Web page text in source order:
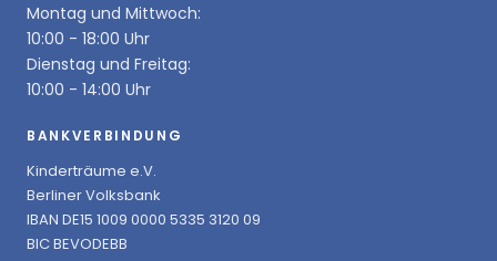
Montag und Mittwoch:
10:00 - 18:00 Uhr
Dienstag und Freitag:
10:00 - 14:00 Uhr
BANKVERBINDUNG
Kinderträume e.V.
Berliner Volksbank
IBAN DE15 1009 0000 5335 3120 09
BIC BEVODEBB